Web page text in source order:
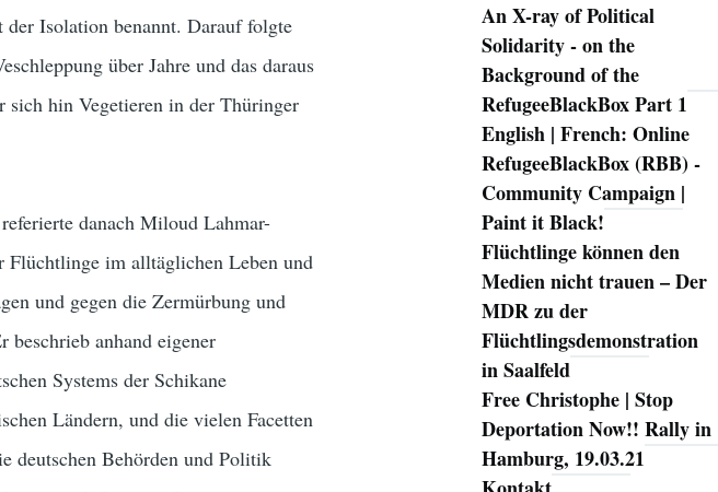
der Isolation benannt. Darauf folgte
über Jahre und das daraus
sich hin Vegetieren in der Thüringer
danach Miloud Lahmar-
im alltäglichen Leben und
und gegen die Zermürbung und
beschrieb anhand eigener
Systems der Schikane
Ländern, und die vielen Facetten
deutschen Behörden und Politik
Navigation
An X-ray of Political
Solidarity - on the
Background of the
RefugeeBlackBox Part 1
English | French: Online
RefugeeBlackBox (RBB) -
Community Campaign |
Paint it Black!
Flüchtlinge können den
Medien nicht trauen – Der
MDR zu der
Flüchtlingsdemonstration
in Saalfeld
Free Christophe | Stop
Deportation Now!! Rally in
Hamburg, 19.03.21